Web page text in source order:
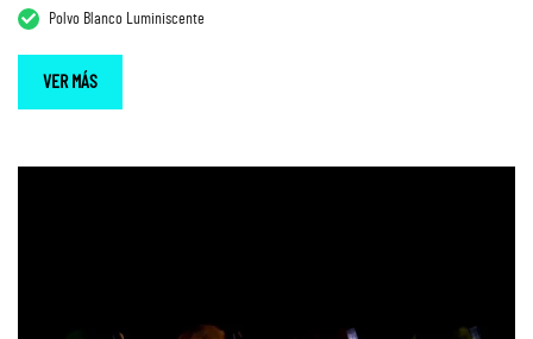
Polvo Blanco Luminiscente
VER MÁS